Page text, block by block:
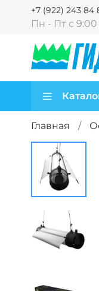
Пн - Пт с
+7 (922) 243 84
Главная